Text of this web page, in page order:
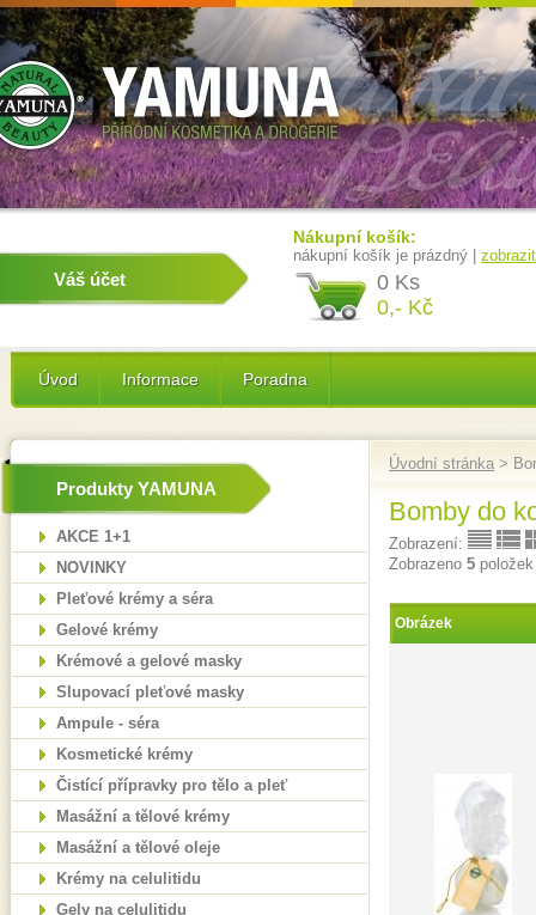
Váš účet
Nákupní košík:
nákupní košík je prázdný |
0 Ks
0,- Kč
Úvod Informace Poradna
Produkty YAMUNA
AKCE 1+1
NOVINKY
Pleťové krémy a séra
Gelové krémy
Krémové a gelové masky
Slupovací pleťové masky
Ampule - séra
Kosmetické krémy
Čistící přípravky pro tělo a pleť
Masážní a tělové krémy
Masážní a tělové oleje
Krémy na celulitidu
Gely na celulitidu
Úvodní stránka >
Bomby do
Zobrazení:
Zobrazeno 5
Obrázek